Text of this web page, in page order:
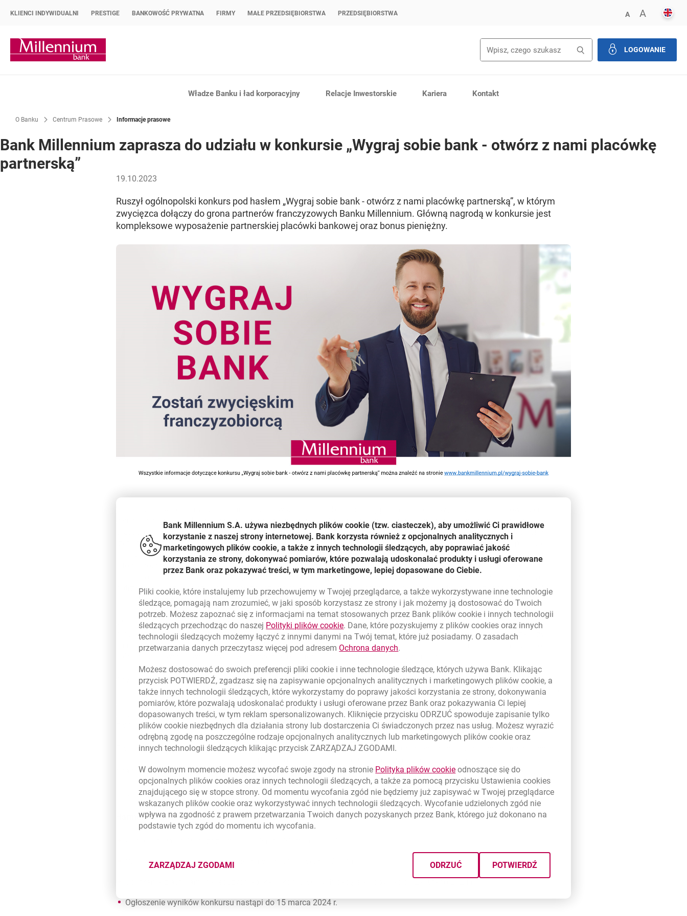
KLIENCI INDYWIDUALNI PRESTIGE BANKOWOŚĆ PRYWATNA FIRMY MAŁE PRZEDSIĘBIORSTWA PRZEDSIĘBIORSTWA AZMNIEJSZ FONT
A
Strona główna Bank Millennium
WyszukajLOGOWANIE
Władze Banku i ład korporacyjny Relacje Inwestorskie Kariera Kontakt
O Banku Centrum Prasowe Informacje prasowe
Bank Millennium zaprasza do udziału w konkursie „Wygraj sobie bank - otwórz z nami placówkę
partnerską”
19.10.2023
Ruszył ogólnopolski konkurs pod hasłem „Wygraj sobie bank - otwórz z nami placówkę partnerską”, w którym
zwycięzca dołączy do grona partnerów franczyzowych Banku Millennium. Główną nagrodą w konkursie jest
kompleksowe wyposażenie partnerskiej placówki bankowej oraz bonus pieniężny.
własnego biznesu i aby wystartować potrzebują funduszy. Chcemy by koszty inwestycji w założenie biznesu, nie były
przeszkodą w działaniu – powiedział Krystian Kasia, dyrektor Departamentu Franczyza i Sprzedaż Ratalna. – Jesteśmy
rzetelnym i stabilnym partnerem w biznesie. Obecnie mamy blisko 120 partnerów, którzy prowadzą prawie 240 placówek
franczyzowych. Rozwijamy nie tylko sieć placówek partnerskich, ale także ofertę produktową, która jest w nich oferowana. Co
istotne, rozpoczęcie współpracy z bankiem nie wymaga specjalnego przygotowania czy specjalistycznej wiedzy z zakresu
bankowości. Nasz system szkoleń jest rozbudowany i kompleksowy więc nowy partner będzie mieć możliwość zdobycia
potrzebnej wiedzy. Kluczowe dla nas znaczenie ma pomysł na prowadzenie placówki, proaktywność i zaangażowanie –
Krystian Kasia.
W konkursie może wziąć udział każda dorosła osoba, która nie musi posiadać doświadczenia w bankowości ani w
prowadzeniu biznesu. Może być zarówno przedsiębiorcą, jak i osobą planującą otwarcie działalności gospodarczej, czy
zainteresowaną prowadzeniem oddziału banku w ramach umowy franczyzowej. Konkurs jest skierowany również do osób, dla
Aby wziąć udział w konkursie należy przygotować w formie elektronicznej i przesłać na adres mailowy
partner@bankmillennium.pl koncepcję prowadzenia oddziału partnerskiego Banku Millennium. Następnie Kapituła konkursu
wybierze aplikacje, które w największym stopniu spełniają oczekiwania biznesowe. W kolejnym kroku zaprosi autorów
wybranych aplikacji konkursowych na spotkanie indywidualne, aby omówić zgłoszone pomysły i na tej podstawie wyłoni
zwycięzców.
Zwycięzca konkursu, który zajmie pierwsze miejsce, otrzyma od Banku Millennium pełne wyposażenie dwustanowiskowej
finansowy „na start”. Wszyscy zwycięzcy zyskują dostęp do sprawdzonego know-how prowadzenia bankowej placówki
partnerskiej, stabilność współpracy, szeroką ofertę produktów i usług bankowych dla klientów detalicznych i firmowych, a
także wsparcie menadżerskie na każdym etapie współpracy.
Harmonogram konkursu
Czas na przesyłanie zgłoszeń upływa w dniu 31 stycznia 2024 r.
Ogłoszenie wyników konkursu nastąpi do 15 marca 2024 r.
Bank Millennium S.A. używa niezbędnych plikówcookie (tzw. ciasteczek), aby umożliwić Ci prawidłowe
korzystanie z naszej strony internetowej. Bank korzysta również z opcjonalnych analitycznych i
marketingowych plików cookie, a także z innych technologii śledzących, aby poprawiać jakość
korzystania ze strony, dokonywać pomiarów, które pozwalają udoskonalać produkty i usługi oferowane
przez Bank oraz pokazywać treści, w tym marketingowe, lepiej dopasowane do Ciebie.
Plikicookie, które instalujemy lub przechowujemy w Twojej przeglądarce, a także wykorzystywane inne technologie
śledzące, pomagają nam zrozumieć, w jaki sposób korzystasz ze strony i jak możemy ją dostosować do Twoich
potrzeb. Możesz zapoznać się z informacjami na temat stosowanych przez Bank plikówcookie i innych technologii
śledzących przechodząc do naszej Polityki plikówcookielink otwiera się w nowym oknie
. Dane, które pozyskujemy z plikówcookies oraz innych
technologii śledzących możemy łączyć z innymi danymi na Twój temat, które już posiadamy. O zasadach
przetwarzania danych przeczytasz więcej pod adresem Ochrona danychlink otwiera się w nowym oknie
.
Możesz dostosować do swoich preferencji plikicookie i inne technologie śledzące, których używa Bank. Klikając
przycisk POTWIERDŹ, zgadzasz się na zapisywanie opcjonalnych analitycznych i marketingowych plikówcookie, a
także innych technologii śledzących, które wykorzystamy do poprawy jakości korzystania ze strony, dokonywania
pomiarów, które pozwalają udoskonalać produkty i usługi oferowane przez Bank oraz pokazywania Ci lepiej
dopasowanych treści, w tym reklam spersonalizowanych. Kliknięcie przycisku ODRZUĆ spowoduje zapisanie tylko
plikówcookie niezbędnych dla działania strony lub dostarczenia Ci świadczonych przez nas usług. Możesz wyrazić
odrębną zgodę na poszczególne rodzaje opcjonalnych analitycznych lub marketingowych plikówcookie oraz
innych technologii śledzących klikając przycisk ZARZĄDZAJ ZGODAMI.
W dowolnym momencie możesz wycofać swoje zgody na stronie Polityka plikówcookielink otwiera się w nowym oknie
odnoszące się do
opcjonalnych plikówcookies oraz innych technologii śledzących, a także za pomocą przycisku Ustawieniacookies
znajdującego się w stopce strony. Od momentu wycofania zgód nie będziemy już zapisywać w Twojej przeglądarce
wskazanych plikówcookie oraz wykorzystywać innych technologii śledzących. Wycofanie udzielonych zgód nie
wpływa na zgodność z prawem przetwarzania Twoich danych pozyskanych przez Bank, którego już dokonano na
podstawie tych zgód do momentu ich wycofania.
ZARZĄDZAJ ZGODAMI
DOTYCZĄCYMI PLIKÓW
ODRZUĆ POTWIERDŹ